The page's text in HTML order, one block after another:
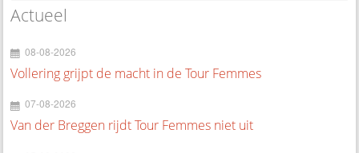
Actueel
08-08-2026
Vollering grijpt de macht in de Tour Femmes
07-08-2026
Van der Breggen rijdt Tour Femmes niet uit